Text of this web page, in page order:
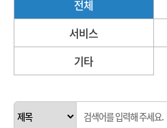
전체
서비스
기타